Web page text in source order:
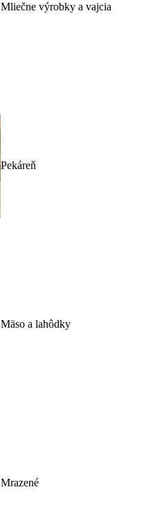
Mliečne výrobky a vajcia
Pekáreň
Mäso a lahôdky
Mrazené